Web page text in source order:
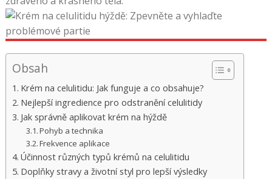
Obsah
Krém na celulitidu: Jak funguje a co obsahuje?
Nejlepší ingredience pro odstranění celulitidy
Jak správně aplikovat krém na hýždě
Pohyb a technika
Frekvence aplikace
Účinnost různých typů krémů na celulitidu
Doplňky stravy a životní styl pro lepší výsledky